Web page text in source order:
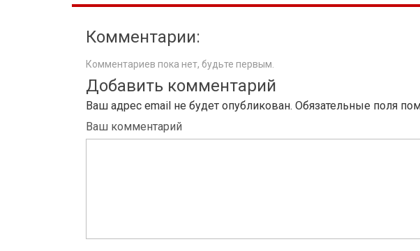
Комментарии:
Комментариев пока нет, будьте первым.
Добавить комментарий
Ваш адрес email не будет опубликован. Обязательные поля
Ваш комментарий